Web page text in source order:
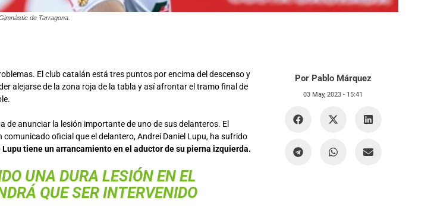
de Tarragona.
El club catalán está tres puntos por encima del descenso y
alejarse de la zona roja de la tabla y así afrontar el tramo final de
de anunciar la lesión importante de uno de sus delanteros. El
oficial que el delantero, Andrei Daniel Lupu, ha sufrido
tiene un arrancamiento en el aductor de su pierna izquierda.
UNA DURA LESIÓN EN EL
QUE SER INTERVENIDO
Por Pablo Márquez
03 May, 2023 - 15:41